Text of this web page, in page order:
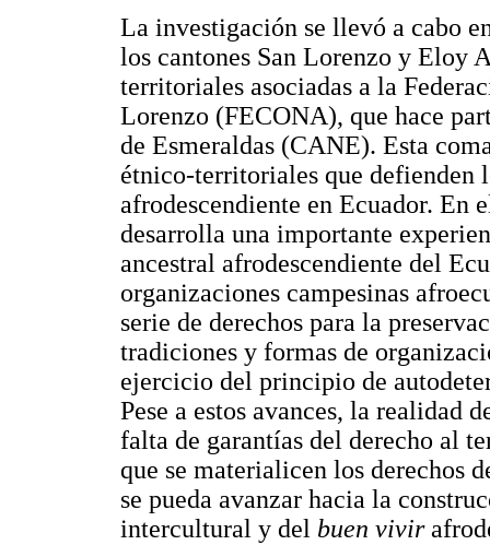
La investigación se llevó a cabo
los cantones San Lorenzo y Eloy
territoriales asociadas a la
Lorenzo (FECONA), que hace
de Esmeraldas (CANE). Esta
étnico-territoriales que defienden
afrodescendiente en Ecuador. En
desarrolla una importante
ancestral afrodescendiente del
organizaciones campesinas
serie de derechos para la
tradiciones y formas de
ejercicio del principio de
Pese a estos avances, la realidad
falta de garantías del derecho al
que se materialicen los derechos
se pueda avanzar hacia la
intercultural y del buen vivir